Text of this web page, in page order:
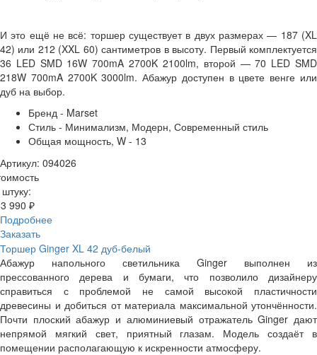
И это ещё не всё: торшер существует в двух размерах — 187 (XL
42) или 212 (XXL 60) сантиметров в высоту. Первый комплектуется
36 LED SMD 16W 700mA 2700K 2100lm, второй — 70 LED SMD
218W 700mA 2700K 3000lm. Абажур доступен в цвете венге или
дуб на выбор.
Бренд - Marset
Стиль - Минимализм, Модерн, Современный стиль
Общая мощность, W - 13
Артикул: 094026
990 ₽
Подробнее
Заказать
Торшер Ginger XL 42 дуб-белый
Абажур напольного светильника Ginger выполнен из
прессованного дерева и бумаги, что позволило дизайнеру
справиться с проблемой не самой высокой пластичности
древесины и добиться от материала максимальной утончённости.
Почти плоский абажур и алюминиевый отражатель Ginger дают
непрямой мягкий свет, приятный глазам. Модель создаёт в
помещении располагающую к искренности атмосферу.